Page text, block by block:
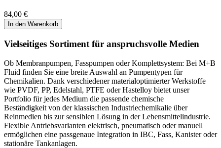
84,00 €
In den Warenkorb
Vielseitiges Sortiment für anspruchsvolle Medien
Ob Membranpumpen, Fasspumpen oder Komplettsystem: Bei M+B
Fluid finden Sie eine breite Auswahl an Pumpentypen für
Chemikalien. Dank verschiedener materialoptimierter Werkstoffe
wie PVDF, PP, Edelstahl, PTFE oder Hastelloy bietet unser
Portfolio für jedes Medium die passende chemische
Beständigkeit von der klassischen Industriechemikalie über
Reinmedien bis zur sensiblen Lösung in der Lebensmittelindustrie.
Flexible Antriebsvarianten elektrisch, pneumatisch oder manuell
ermöglichen eine passgenaue Integration in IBC, Fass, Kanister oder
stationäre Tankanlagen.